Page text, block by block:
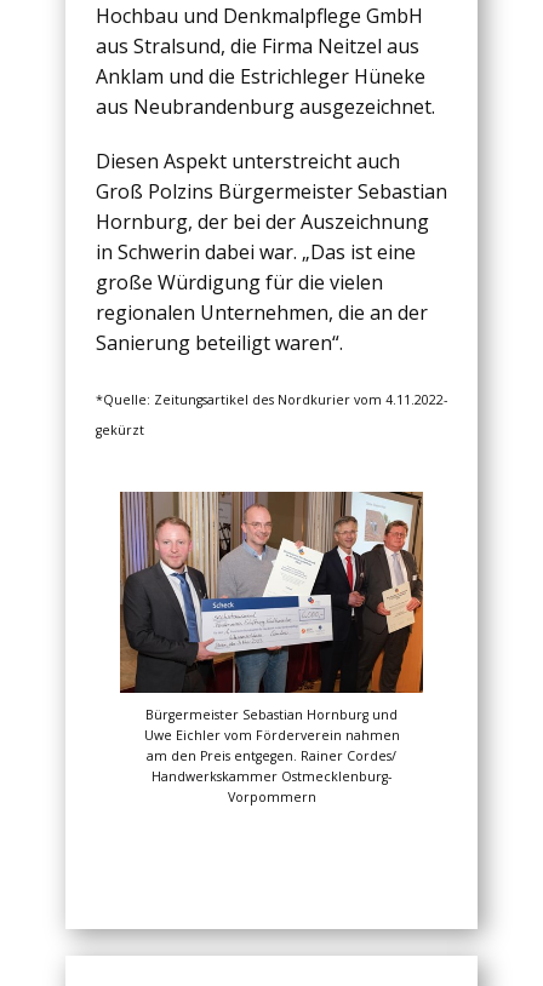
Hochbau und Denkmalpflege GmbH
aus Stralsund, die Firma Neitzel aus
Anklam und die Estrichleger Hüneke
aus Neubrandenburg ausgezeichnet.
Diesen Aspekt unterstreicht auch
Groß Polzins Bürgermeister Sebastian
Hornburg, der bei der Auszeichnung
in Schwerin dabei war. „Das ist eine
große Würdigung für die vielen
regionalen Unternehmen, die an der
Sanierung beteiligt waren“.
*Quelle: Zeitungsartikel des Nordkurier vom 4.11.2022-
gekürzt
Bürgermeister Sebastian Hornburg und
Uwe Eichler vom Förderverein nahmen
am den Preis entgegen. Rainer Cordes/
Handwerkskammer Ostmecklenburg-
Vorpommern